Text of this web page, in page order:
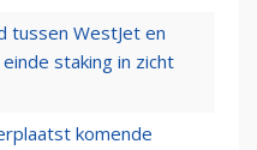
tussen WestJet en
staking in zicht
komende